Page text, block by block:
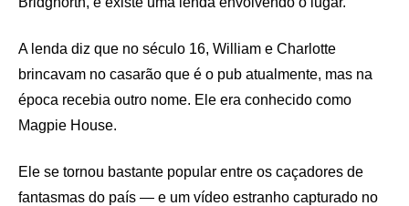
A lenda diz que no século 16, William e Charlotte
brincavam no casarão que é o pub atualmente, mas na
época recebia outro nome. Ele era conhecido como
Magpie House.
Ele se tornou bastante popular entre os caçadores de
fantasmas do país — e um vídeo estranho capturado no